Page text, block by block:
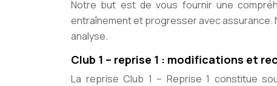
Notre but est de vous fournir une
entraînement et progresser avec assurance.
analyse.
Club 1 – reprise 1 : modifications et
La reprise Club 1 – Reprise 1 constitue